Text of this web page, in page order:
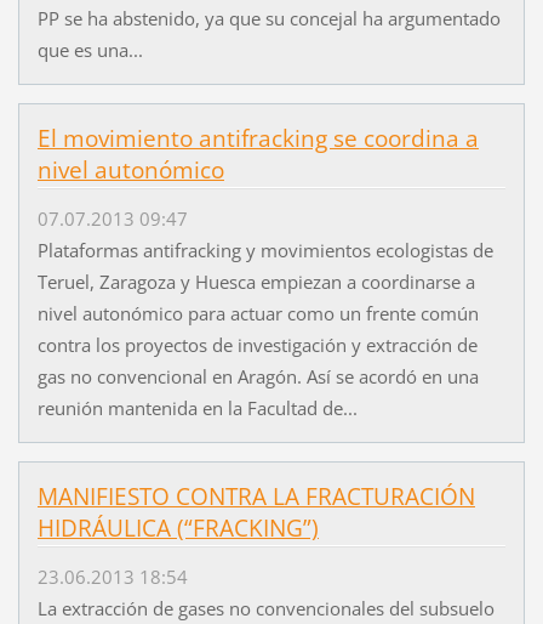
PP se ha abstenido, ya que su concejal ha argumentado
que es una...
El movimiento antifracking se coordina a
nivel autonómico
07.07.2013 09:47
Plataformas antifracking y movimientos ecologistas de
Teruel, Zaragoza y Huesca empiezan a coordinarse a
nivel autonómico para actuar como un frente común
contra los proyectos de investigación y extracción de
gas no convencional en Aragón. Así se acordó en una
reunión mantenida en la Facultad de...
MANIFIESTO CONTRA LA FRACTURACIÓN
HIDRÁULICA (“FRACKING”)
23.06.2013 18:54
La extracción de gases no convencionales del subsuelo